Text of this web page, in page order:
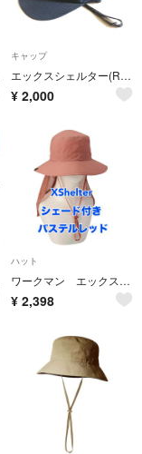
キャップ
エックスシェルター(R)超透放湿防水キャップ UVカット ブラック ワークマン
¥ 2,000
ハット
ワークマン エックスシェルター ハット シェード付き パステルレッド 60cm
¥ 2,398